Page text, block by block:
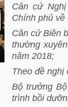
Căn cứ
Chính phủ
Căn cứ Biên
thường
năm 2018;
Theo đề nghị
Bộ trưởng
trình bồi